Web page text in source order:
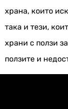
храна, които
така и тези,
храни с ползи
ползите и